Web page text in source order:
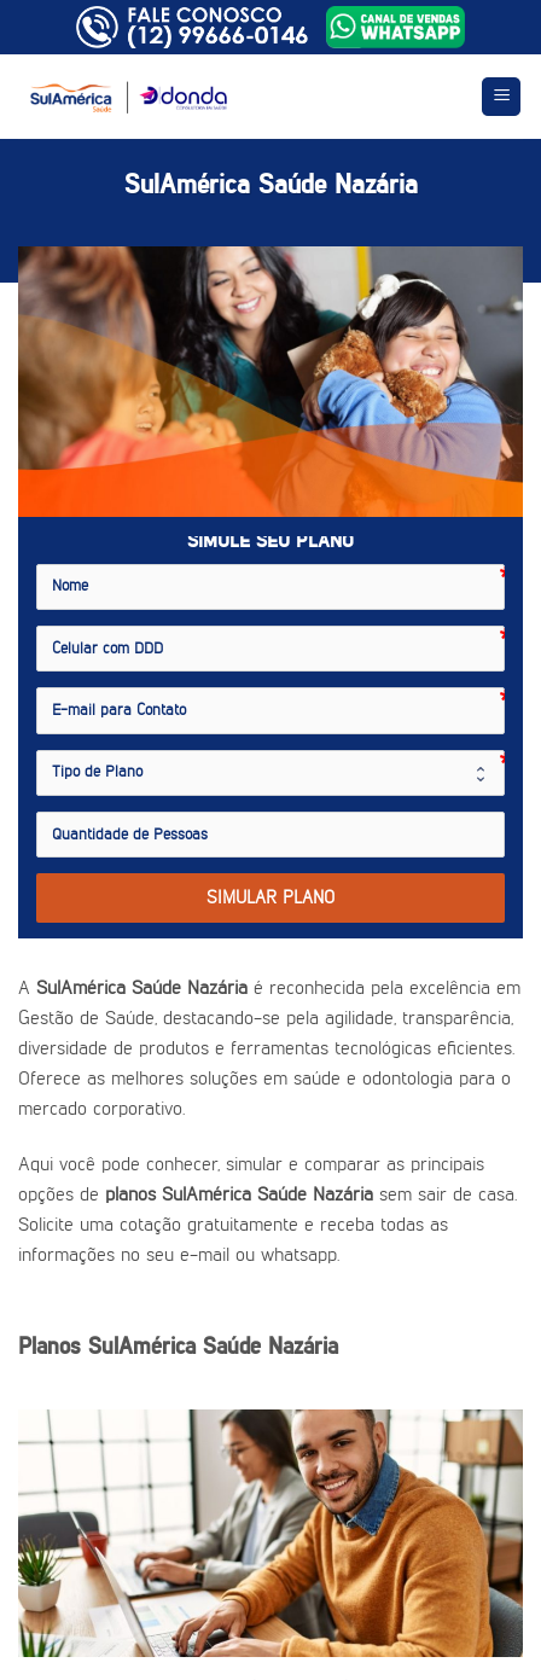
SulAmérica Saúde Nazária
SIMULE SEU PLANO
SIMULAR PLANO
A SulAmérica Saúde Nazária é reconhecida pela excelência em
Gestão de Saúde, destacando-se pela agilidade, transparência,
diversidade de produtos e ferramentas tecnológicas eficientes.
Oferece as melhores soluções em saúde e odontologia para o
mercado corporativo.
Aqui você pode conhecer, simular e comparar as principais
opções de planos SulAmérica Saúde Nazária sem sair de casa.
Solicite uma cotação gratuitamente e receba todas as
informações no seu e-mail ou whatsapp.
Planos SulAmérica Saúde Nazária